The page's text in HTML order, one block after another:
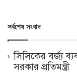
সর্বশেষ সংবাদ
সিসিকের বর্জ্য
সরকার প্রতিমন্ত্রী